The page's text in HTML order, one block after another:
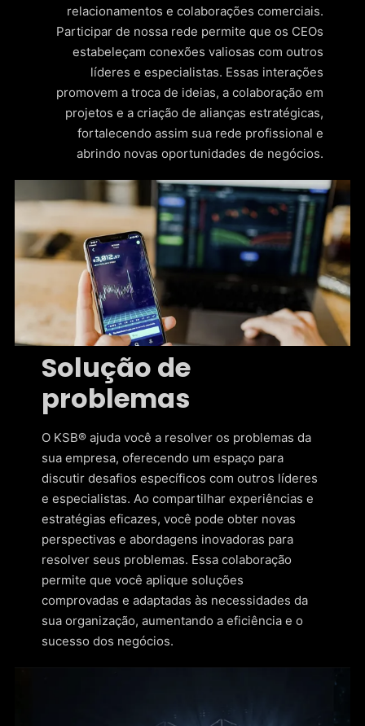
relacionamentos e colaborações comerciais.
Participar de nossa rede permite que os CEOs
estabeleçam conexões valiosas com outros
líderes e especialistas. Essas interações
promovem a troca de ideias, a colaboração em
projetos e a criação de alianças estratégicas,
fortalecendo assim sua rede profissional e
abrindo novas oportunidades de negócios.
Solução de
problemas
O KSB® ajuda você a resolver os problemas da
sua empresa, oferecendo um espaço para
discutir desafios específicos com outros líderes
e especialistas. Ao compartilhar experiências e
estratégias eficazes, você pode obter novas
perspectivas e abordagens inovadoras para
resolver seus problemas. Essa colaboração
permite que você aplique soluções
comprovadas e adaptadas às necessidades da
sua organização, aumentando a eficiência e o
sucesso dos negócios.